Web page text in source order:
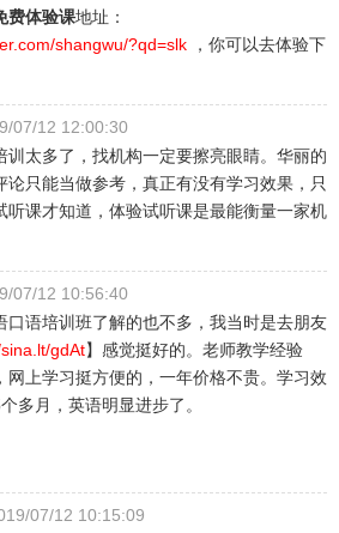
费体验课地址：
shangwu/?qd=slk
，你可以去体验下
07/12 12:00:30
训太多了，找机构一定要擦亮眼睛。华丽的
论只能当做参考，真正有没有学习效果，只
听课才知道，体验试听课是最能衡量一家机
07/12 10:56:40
口语培训班了解的也不多，我当时是去朋友
gdAt】感觉挺好的。老师教学经验
网上学习挺方便的，一年价格不贵。学习效
多月，英语明显进步了。
07/12 10:15:09